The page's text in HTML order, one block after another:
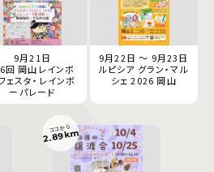
9月21日
回 岡山レインボ
ェスタ・レインボ
ーパレード
9月22日 ～ 9月23日
ルピシア グラン・マル
シェ 2026 岡山
ココから
2.89km